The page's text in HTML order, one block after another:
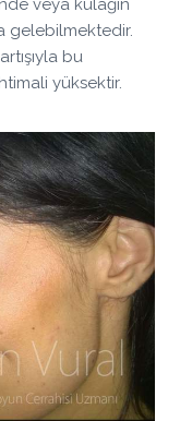
veya kulağın
gelebilmektedir.
bu
yüksektir.